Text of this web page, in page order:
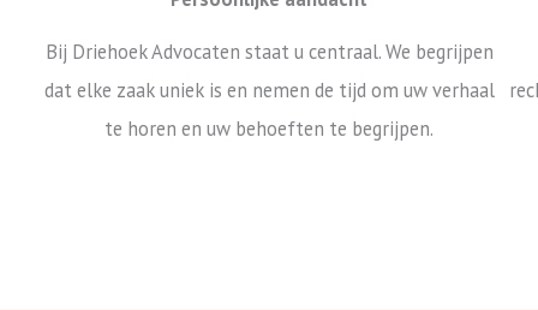
Bij Driehoek Advocaten staat u centraal. We begrijpen
dat elke zaak uniek is en nemen de tijd om uw verhaal
te horen en uw behoeften te begrijpen.